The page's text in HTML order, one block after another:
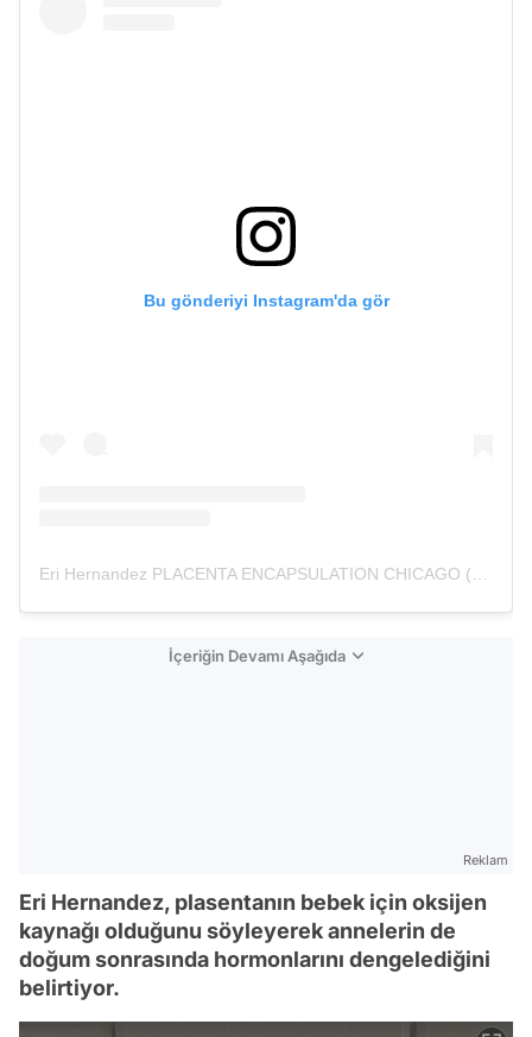
Bu gönderiyi Instagram'da gör
İçeriğin Devamı Aşağıda
Reklam
Eri Hernandez, plasentanın bebek için oksijen
kaynağı olduğunu söyleyerek annelerin de
doğum sonrasında hormonlarını dengelediğini
belirtiyor.